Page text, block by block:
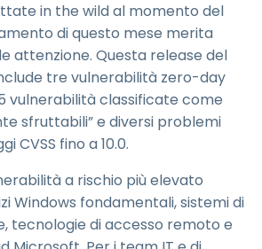
in the wild al momento del
di questo mese merita
attenzione. Questa release del
tre vulnerabilità zero-day
vulnerabilità classificate come
sfruttabili” e diversi problemi
CVSS fino a 10.0.
a rischio più elevato
Windows fondamentali, sistemi di
tecnologie di accesso remoto e